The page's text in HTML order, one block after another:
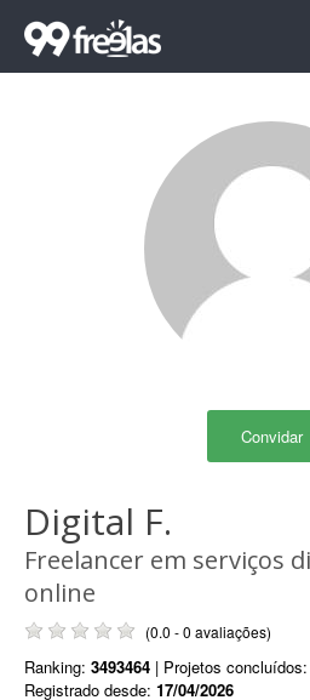
Convidar
Digital F.
Freelancer em serviços
online
(0.0 - 0 avaliações)
Ranking: 3493464 | Projetos concluídos:
Registrado desde: 17/04/2026